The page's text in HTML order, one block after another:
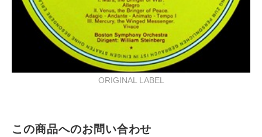
ORIGINAL LABEL
この商品へのお問い合わせ